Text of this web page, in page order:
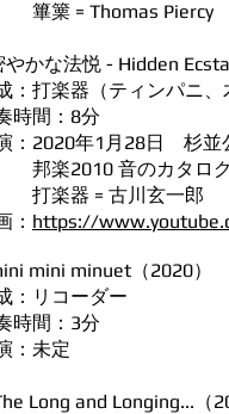
篥 = Thomas Piercy
やかな法悦 - Hidden
：打楽器（ティンパニ
時間：8分
：2020年1月28日 杉並
楽2010 音のカタロ
楽器 = 古川玄一郎
： https://
mini minuet（2020）
：リコーダー
時間：3分
：未定
Long and Longing...（